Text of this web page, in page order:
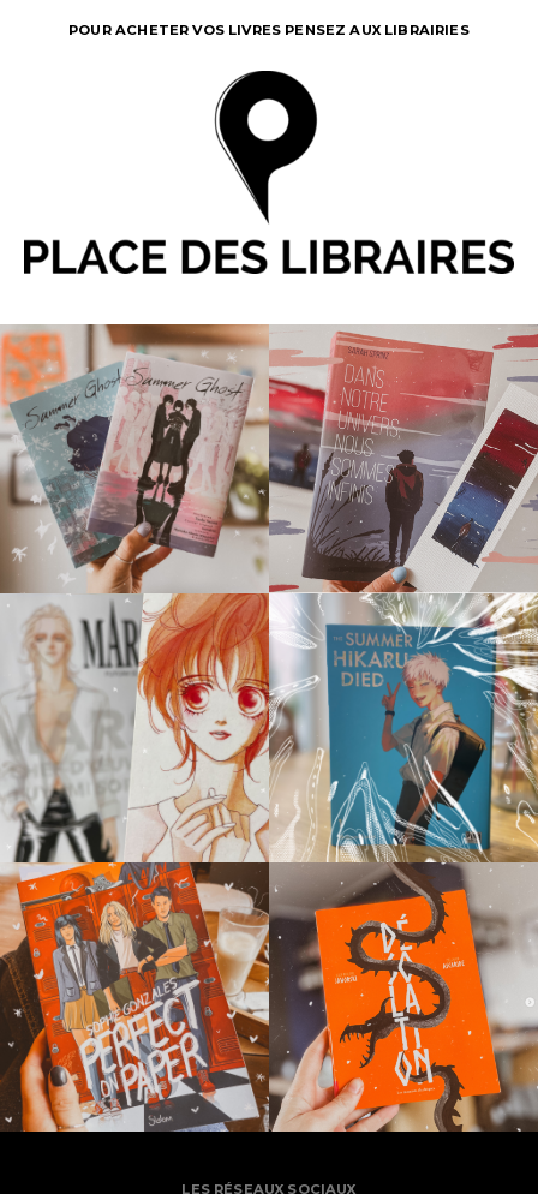
POUR ACHETER VOS LIVRES PENSEZ AUX LIBRAIRIES
LES RÉSEAUX SOCIAUX